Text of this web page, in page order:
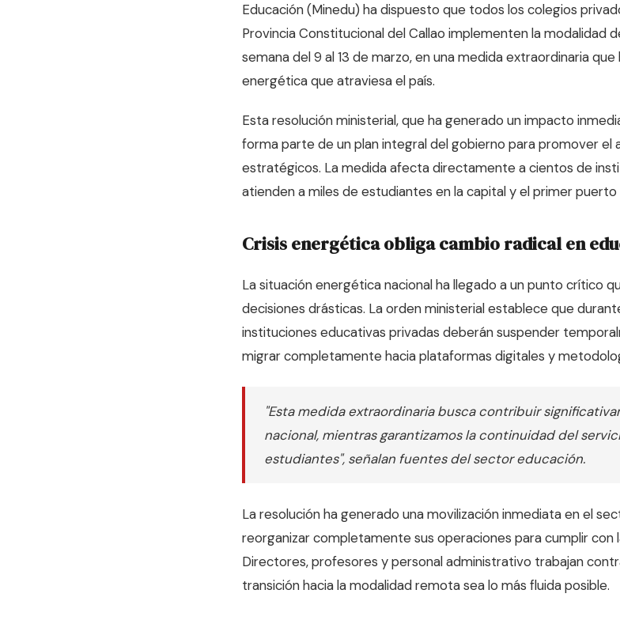
Educación (Minedu) ha dispuesto que todos los colegios
Provincia Constitucional del Callao implementen la modalidad
semana del 9 al 13 de marzo, en una medida extraordinaria
energética que atraviesa el país.
Esta resolución ministerial, que ha generado un impacto
forma parte de un plan integral del gobierno para promover
estratégicos. La medida afecta directamente a cientos de
atienden a miles de estudiantes en la capital y el primer puerto
Crisis energética obliga cambio radical en
La situación energética nacional ha llegado a un punto crítico
decisiones drásticas. La orden ministerial establece que
instituciones educativas privadas deberán suspender
migrar completamente hacia plataformas digitales y
"Esta medida extraordinaria busca contribuir
nacional, mientras garantizamos la continuidad del
estudiantes", señalan fuentes del sector educación.
La resolución ha generado una movilización inmediata en el
reorganizar completamente sus operaciones para cumplir con
Directores, profesores y personal administrativo trabajan
transición hacia la modalidad remota sea lo más fluida posible.